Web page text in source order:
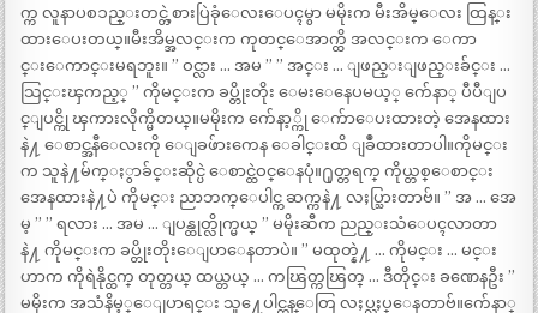
က္က လူနာပစၥည္းတင္တဲ့စားပြဲခုံေလးေပၚမွာ မမိုးက မီးအိမ္ေလး ထြန္း
ထားေပးတယ္။မီးအိမ္အလင္းက ကုတင္ေအာက္ထိ အလင္းက ေကာ
င္းေကာင္းမရဘူး။ ” ဝင္လား … အမ ” ” အင္း … ျဖည္းျဖည္းခ်င္း …
သြင္းၾကည့္ ” ကိုမင္းက ခပ္တိုးတိုး ေမးေနေပမယ့္ က်ေနာ္ ပီပီျပ
င္ျပင္ကို ၾကားလိုက္မိတယ္။မမိုးက က်ေနာ့္ကို ေက်ာေပးထားတဲ့ အေနထား
နဲ႔ ေစာင္အနီေလးကို ေျခဖ်ားကေန ေခါင္းထိ ျခဳံထားတာပါ။ကိုမင္း
က သူနဲ႔မ်က္ႏွာခ်င္းဆိုင္ပဲ ေစာင္ထဲဝင္ေနပုံ။႐ုတ္တရက္ ကိုယ္တစ္ေစာင္း
အေနထားနဲ႔ပဲ ကိုမင္း ညာဘက္ေပါင္က ဆက္ကနဲ႔ လႈပ္သြားတာဗ်။ ” အ … အေ
မ့ ” ” ရလား … အမ … ျပန္ထုတ္လိုက္မယ္ ” မမိုးဆီက ညည္းသံေပၚလာတာ
နဲ႔ ကိုမင္းက ခပ္တိုးတိုးေျပာေနတာပဲ။ ” မထုတ္နဲ႔ … ကိုမင္း … မင္း
ဟာက ကိုရဲနိုင္ထက္ တုတ္တယ္ ထယ္တယ္ … ကၽြတ္ကၽြတ္ … ဒီတိုင္း ခဏေနဦး ”
မမိုးက အသံနိမ့္ေျပာရင္း သူ႔ေပါင္တန္ေတြ လႈပ္လႈပ္ေနတာဗ်။က်ေနာ္